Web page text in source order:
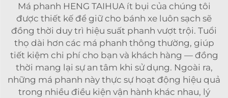
Má phanh HENG TAIHUA ít bụi của chúng tôi
được thiết kế để giữ cho bánh xe luôn sạch sẽ
đồng thời duy trì hiệu suất phanh vượt trội. Tuổi
thọ dài hơn các má phanh thông thường, giúp
tiết kiệm chi phí cho bạn và khách hàng — đồng
thời mang lại sự an tâm khi sử dụng. Ngoài ra,
những má phanh này thực sự hoạt động hiệu quả
trong nhiều điều kiện vận hành khác nhau, lý